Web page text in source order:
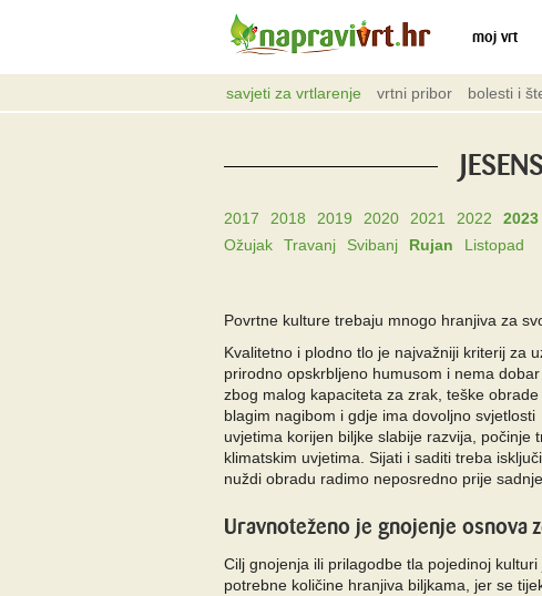
moj vrt
savjeti za vrtlarenje vrtni pribor bolesti i
2017 2018 2019 2020 2021 2022
2023
Ožujak
Travanj Svibanj Rujan Listopad
Povrtne kulture trebaju mnogo hranjiva za
Kvalitetno i plodno tlo je najvažniji kriterij za
prirodno opskrbljeno humusom i nema
zbog malog kapaciteta za zrak, teške
blagim nagibom i gdje ima dovoljno
uvjetima korijen biljke slabije razvija,
klimatskim uvjetima. Sijati i saditi treba
nuždi obradu radimo neposredno prije sadnje.
Uravnoteženo je gnojenje osnova
Cilj gnojenja ili prilagodbe tla pojedinoj
potrebne količine hranjiva biljkama, jer se